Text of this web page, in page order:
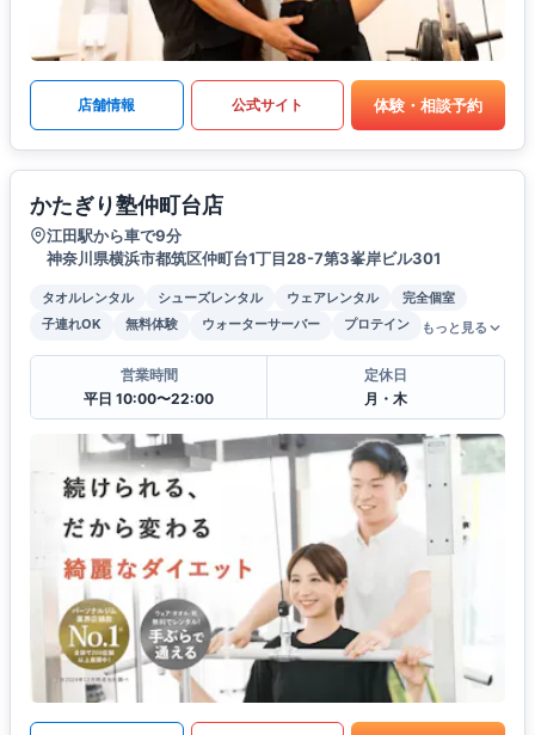
店舗情報 公式サイト 体験・相談予約
かたぎり塾仲町台店
江田駅から車で9分
神奈川県横浜市都筑区仲町台1丁目28-7第3峯岸ビル301
タオルレンタル シューズレンタル ウェアレンタル
完全個室
子連れOK
無料体験 ウォーターサーバー プロテイン もっと見る
営業時間
平日 10:00〜22:00
定休日
月・木